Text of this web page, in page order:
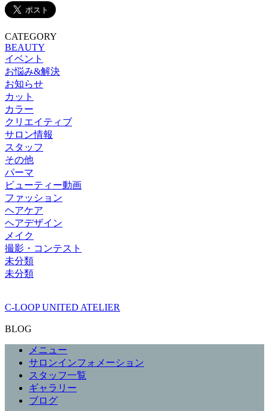
CATEGORY
BEAUTY
イベント
お悩み&解決
お知らせ
カット
カラー
クリエイティブ
サロン情報
スタッフ
その他
パーマ
ビューティー動画
ファッション
ヘアケア
ヘアデザイン
メイク
撮影・コンテスト
未分類
未分類
C-LOOP UNITED ATELIER
BLOG
メニュー
サロンインフォメーション
スタッフ一覧
ギャラリー
ブログ